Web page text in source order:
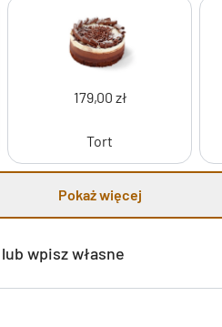
179,00 zł
Tort
Pokaż więcej
wpisz własne